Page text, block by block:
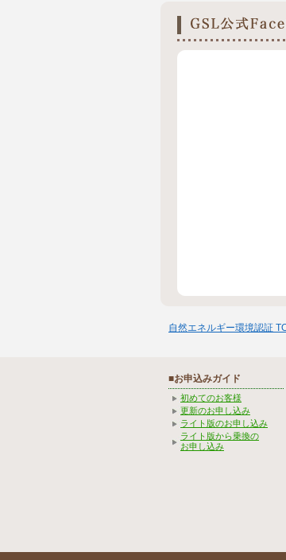
自然エネルギー環境認証
■お申込みガイド
初めてのお客様
更新のお申し込み
ライト版のお申し込み
ライト版から乗換の
お申し込み